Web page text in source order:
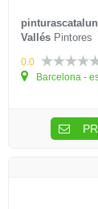
Vallés Pintores
0.0
Barcelona -